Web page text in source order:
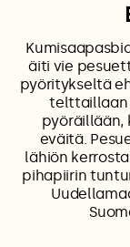
äiti vie
pyöritykseltä
telttaillaan
pyöräillään,
eväitä.
lähiön
pihapiirin